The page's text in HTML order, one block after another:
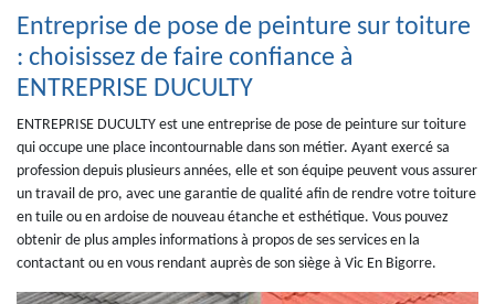
Entreprise de pose de peinture sur toiture
: choisissez de faire confiance à
ENTREPRISE DUCULTY
ENTREPRISE DUCULTY est une entreprise de pose de peinture sur toiture
qui occupe une place incontournable dans son métier. Ayant exercé sa
profession depuis plusieurs années, elle et son équipe peuvent vous assurer
un travail de pro, avec une garantie de qualité afin de rendre votre toiture
en tuile ou en ardoise de nouveau étanche et esthétique. Vous pouvez
obtenir de plus amples informations à propos de ses services en la
contactant ou en vous rendant auprès de son siège à Vic En Bigorre.